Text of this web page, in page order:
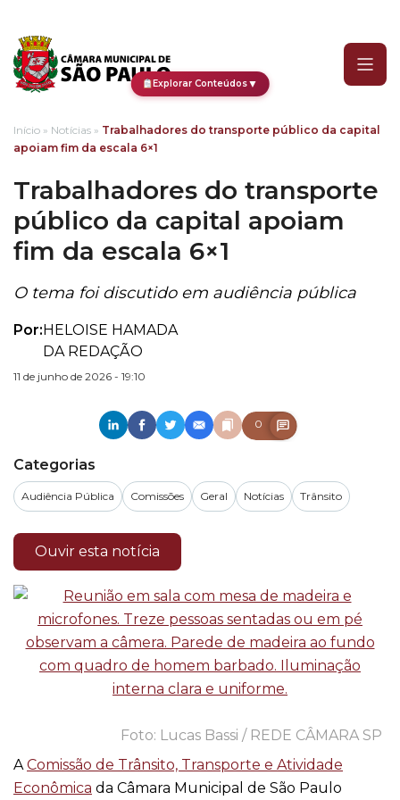
Explorar Conteúdos▼
Início » Notícias » Trabalhadores do transporte público da capital
apoiam fim da escala 6×1
Trabalhadores do transporte
público da capital apoiam
fim da escala 6×1
O tema foi discutido em audiência pública
Por:HELOISE HAMADA
DA REDAÇÃO
11 de junho de 2026 - 19:10
0
Categorias
Audiência Pública Comissões Geral Notícias Trânsito
Ouvir esta notícia
Lucas Bassi / REDE CÂMARA SP
AComissão de Trânsito, Transporte e Atividade
Econômica da Câmara Municipal de São Paulo